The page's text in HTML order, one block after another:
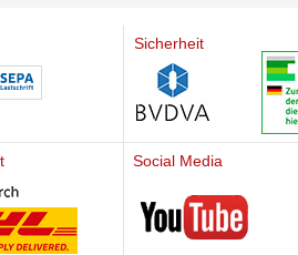
Sicherheit
Social Media
Mediherz